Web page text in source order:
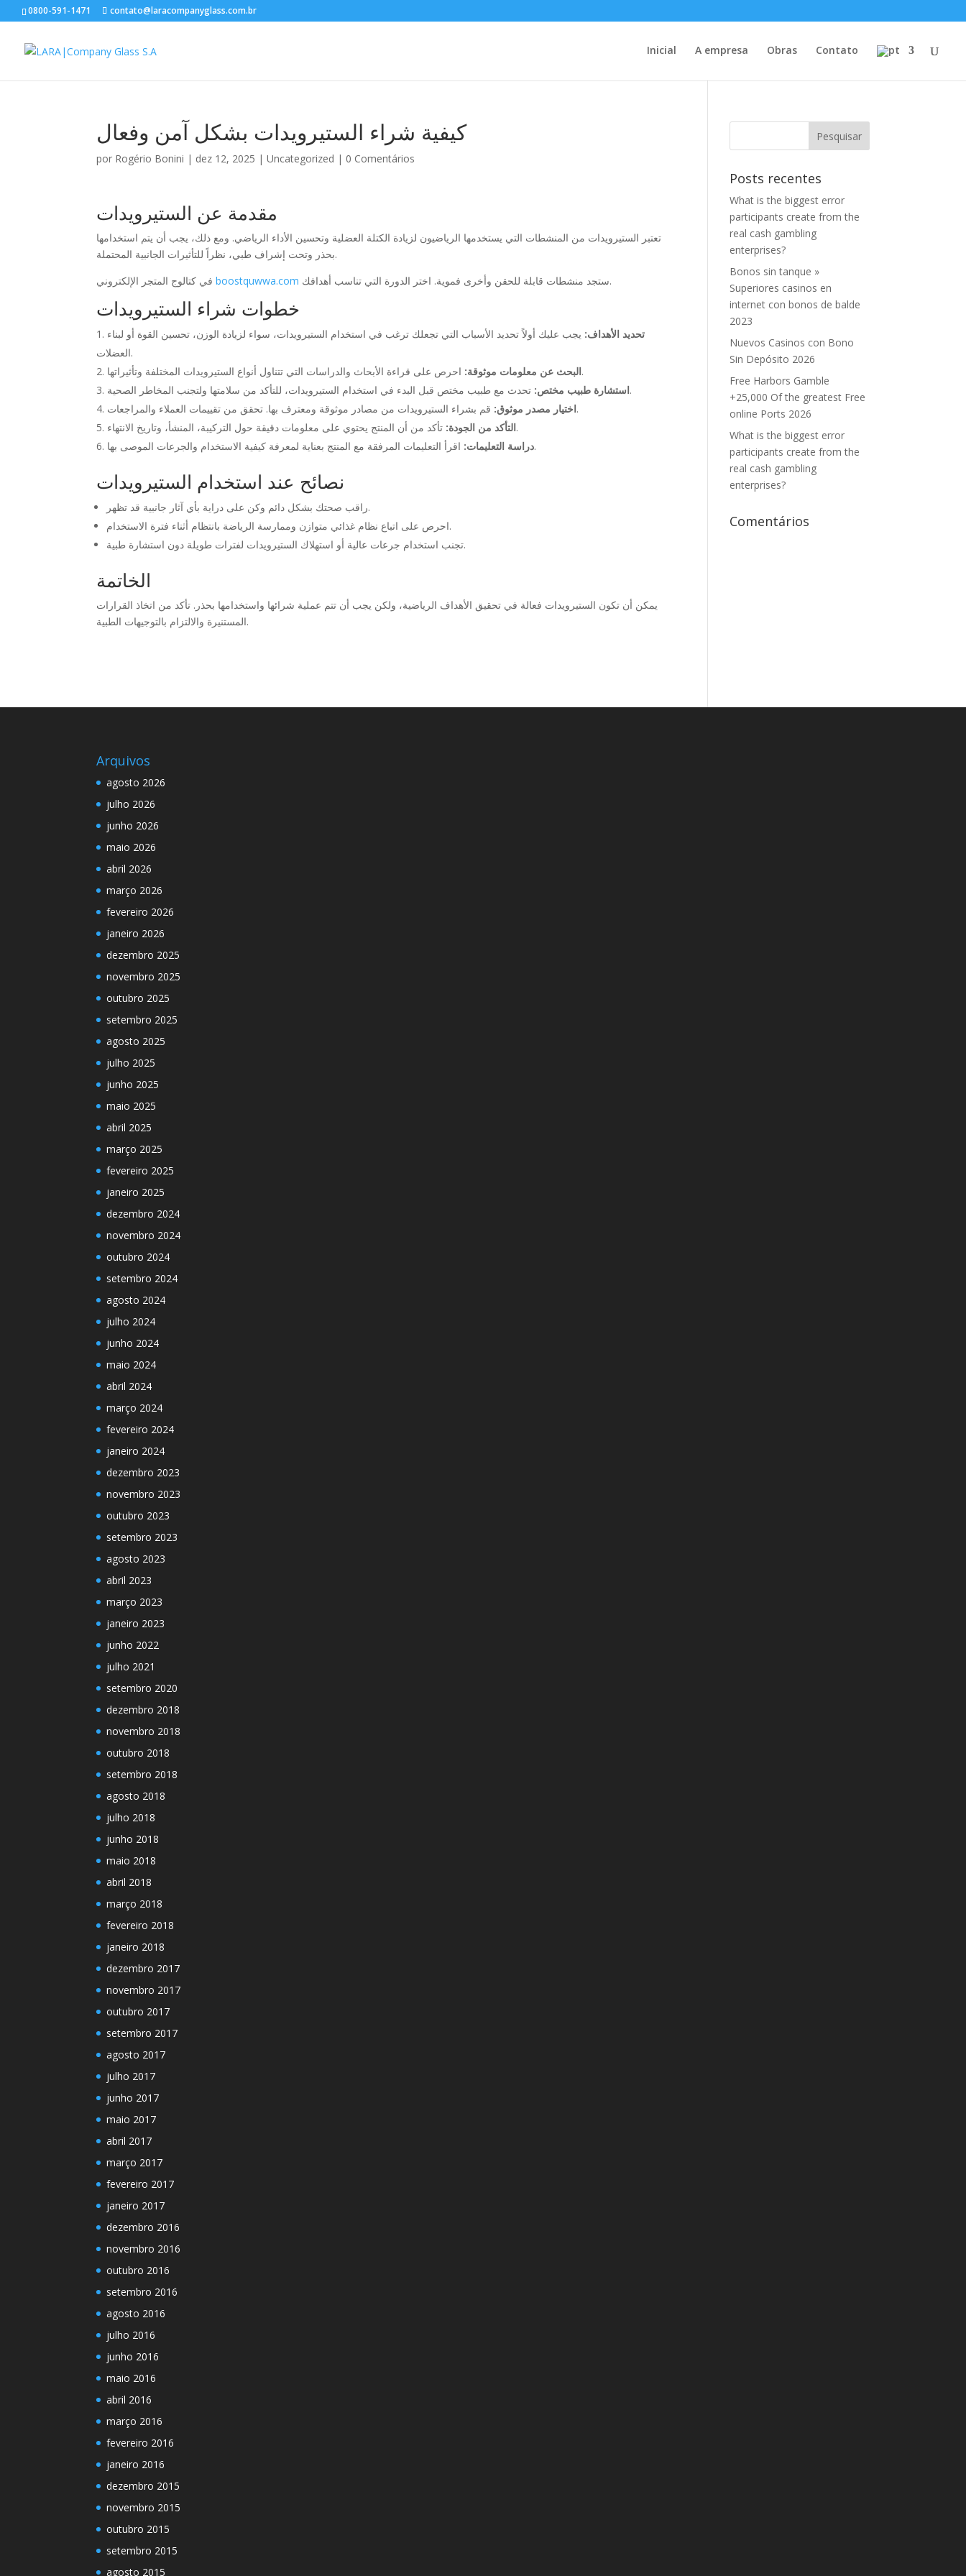
0800-591-1471 contato@laracompanyglass.com.br
Inicial A empresa Obras Contato
كيفية شراء الستيرويدات بشكل آمن وفعال
por Rogério Bonini | dez 12, 2025 |Uncategorized | 0 Comentários
مقدمة عن الستيرويدات
تعتبر الستيرويدات من المنشطات التي يستخدمها الرياضيون لزيادة الكتلة العضلية وتحسين الأداء الرياضي. ومع ذلك، يجب أن يتم استخدامها
بحذر وتحت إشراف طبي، نظراً للتأثيرات الجانبية المحتملة.
في كتالوج المتجر الإلكترونيboostquwwa.com ستجد منشطات قابلة للحقن وأخرى فموية. اختر الدورة التي تناسب أهدافك.
خطوات شراء الستيرويدات
تحديد الأهداف: يجب عليك أولاً تحديد الأسباب التي تجعلك ترغب في استخدام الستيرويدات، سواء لزيادة الوزن، تحسين القوة أو لبناء
العضلات.
البحث عن معلومات موثوقة:احرص على قراءة الأبحاث والدراسات التي تتناول أنواع الستيرويدات المختلفة وتأثيراتها.
استشارة طبيب مختص:تحدث مع طبيب مختص قبل البدء في استخدام الستيرويدات، للتأكد من سلامتها ولتجنب المخاطر الصحية.
اختيار مصدر موثوق:قم بشراء الستيرويدات من مصادر موثوقة ومعترف بها. تحقق من تقييمات العملاء والمراجعات.
التأكد من الجودة:تأكد من أن المنتج يحتوي على معلومات دقيقة حول التركيبة، المنشأ، وتاريخ الانتهاء.
دراسة التعليمات:اقرأ التعليمات المرفقة مع المنتج بعناية لمعرفة كيفية الاستخدام والجرعات الموصى بها.
نصائح عند استخدام الستيرويدات
راقب صحتك بشكل دائم وكن على دراية بأي آثار جانبية قد تظهر.
احرص على اتباع نظام غذائي متوازن وممارسة الرياضة بانتظام أثناء فترة الاستخدام.
تجنب استخدام جرعات عالية أو استهلاك الستيرويدات لفترات طويلة دون استشارة طبية.
الخاتمة
يمكن أن تكون الستيرويدات فعالة في تحقيق الأهداف الرياضية، ولكن يجب أن تتم عملية شرائها واستخدامها بحذر. تأكد من اتخاذ القرارات
المستنيرة والالتزام بالتوجيهات الطبية.
Posts recentes
What is the biggest error
participants create from the
real cash gambling
enterprises?
Bonos sin tanque »
Superiores casinos en
internet con bonos de balde
2023
Nuevos Casinos con Bono
Sin Depósito 2026
Free Harbors Gamble
+25,000 Of the greatest Free
online Ports 2026
What is the biggest error
participants create from the
real cash gambling
enterprises?
Comentários
Arquivos
agosto 2026
julho 2026
junho 2026
maio 2026
abril 2026
março 2026
fevereiro 2026
janeiro 2026
dezembro 2025
novembro 2025
outubro 2025
setembro 2025
agosto 2025
julho 2025
junho 2025
maio 2025
abril 2025
março 2025
fevereiro 2025
janeiro 2025
dezembro 2024
novembro 2024
outubro 2024
setembro 2024
agosto 2024
julho 2024
junho 2024
maio 2024
abril 2024
março 2024
fevereiro 2024
janeiro 2024
dezembro 2023
novembro 2023
outubro 2023
setembro 2023
agosto 2023
abril 2023
março 2023
janeiro 2023
junho 2022
julho 2021
setembro 2020
dezembro 2018
novembro 2018
outubro 2018
setembro 2018
agosto 2018
julho 2018
junho 2018
maio 2018
abril 2018
março 2018
fevereiro 2018
janeiro 2018
dezembro 2017
novembro 2017
outubro 2017
setembro 2017
agosto 2017
julho 2017
junho 2017
maio 2017
abril 2017
março 2017
fevereiro 2017
janeiro 2017
dezembro 2016
novembro 2016
outubro 2016
setembro 2016
agosto 2016
julho 2016
junho 2016
maio 2016
abril 2016
março 2016
fevereiro 2016
janeiro 2016
dezembro 2015
novembro 2015
outubro 2015
setembro 2015
agosto 2015